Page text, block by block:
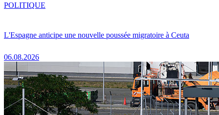
L'Espagne anticipe une nouvelle poussée migratoire à Ceuta
06.08.2026
POLITIQUE